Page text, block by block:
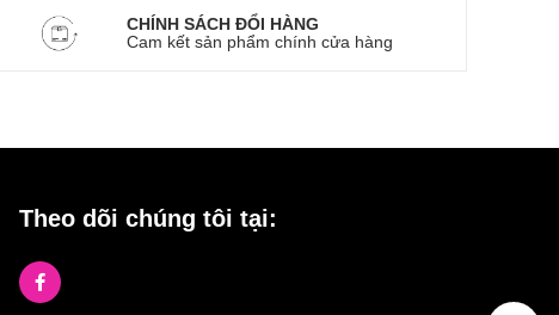
CHÍNH SÁCH ĐỔI HÀNG
Cam kết sản phẩm chính cửa hàng
Theo dõi chúng tôi tại: